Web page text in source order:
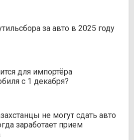
за авто в 2025 году
для импортёра
с 1 декабря?
не могут сдать авто
заработает прием